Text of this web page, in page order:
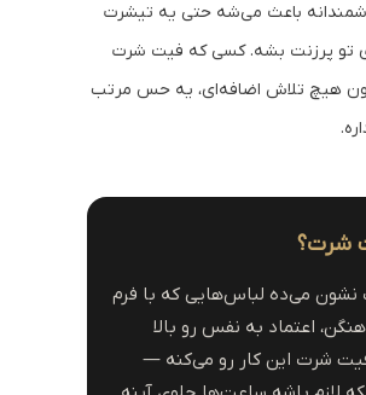
باعث می‌شه حتی یه تیشرت
تو پرزنت بشه. کسی که فیت شرت
هیچ تلاش اضافه‌ای، یه حس مرتب
شرت؟
نشون می‌ده لباس‌هایی که با فرم
اعتماد به نفس رو بالا
شرت این کار رو می‌کنه —